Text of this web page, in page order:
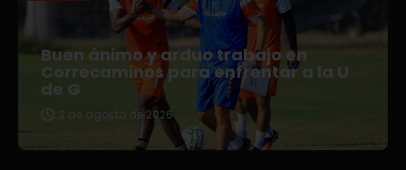
Buen ánimo y arduo trabajo en
Correcaminos para enfrentar a la U
de G
2 de agosto de 2026